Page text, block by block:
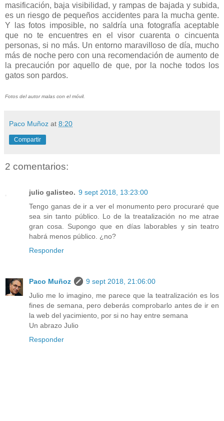
masificación, baja visibilidad, y rampas de bajada y subida,
es un riesgo de pequeños accidentes para la mucha gente.
Y las fotos imposible, no saldría una fotografía aceptable
que no te encuentres en el visor cuarenta o cincuenta
personas, si no más. Un entorno maravilloso de día, mucho
más de noche pero con una recomendación de aumento de
la precaución por aquello de que, por la noche todos los
gatos son pardos.
Fotos del autor malas con el móvil.
Paco Muñoz at 8:20
Compartir
2 comentarios:
julio galisteo. 9 sept 2018, 13:23:00
Tengo ganas de ir a ver el monumento pero procuraré que
sea sin tanto público. Lo de la treatalización no me atrae
gran cosa. Supongo que en días laborables y sin teatro
habrá menos público. ¿no?
Responder
Paco Muñoz
9 sept 2018, 21:06:00
Julio me lo imagino, me parece que la teatralización es los
fines de semana, pero deberás comprobarlo antes de ir en
la web del yacimiento, por si no hay entre semana
Un abrazo Julio
Responder